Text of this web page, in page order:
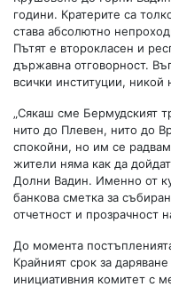
години. Кратерите са
става абсолютно
Пътят е второкласен и
държавна отговорност.
всички институции, никой
„Сякаш сме Бермудският
нито до Плевен, нито до
спокойни, но им се
жители няма как да
Долни Вадин. Именно от
банкова сметка за
отчетност и прозрачност
До момента
Крайният срок за
инициативния комитет с